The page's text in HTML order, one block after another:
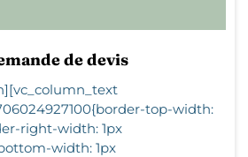
de devis
top-width:
right-width: 1px
width: 1px